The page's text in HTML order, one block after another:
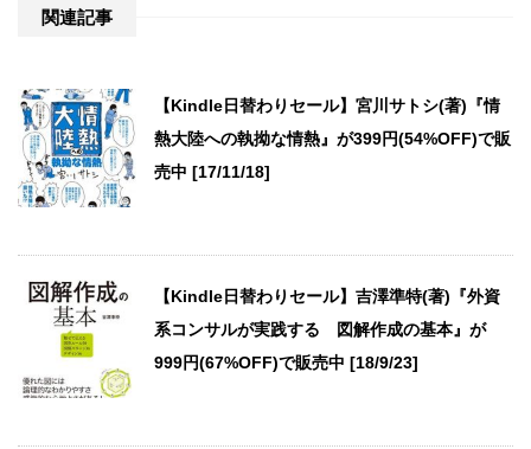
関連記事
【Kindle日替わりセール】宮川サトシ(著)『情
熱大陸への執拗な情熱』が399円(54%OFF)で販
売中 [17/11/18]
【Kindle日替わりセール】吉澤準特(著)『外資
系コンサルが実践する 図解作成の基本』が
999円(67%OFF)で販売中 [18/9/23]